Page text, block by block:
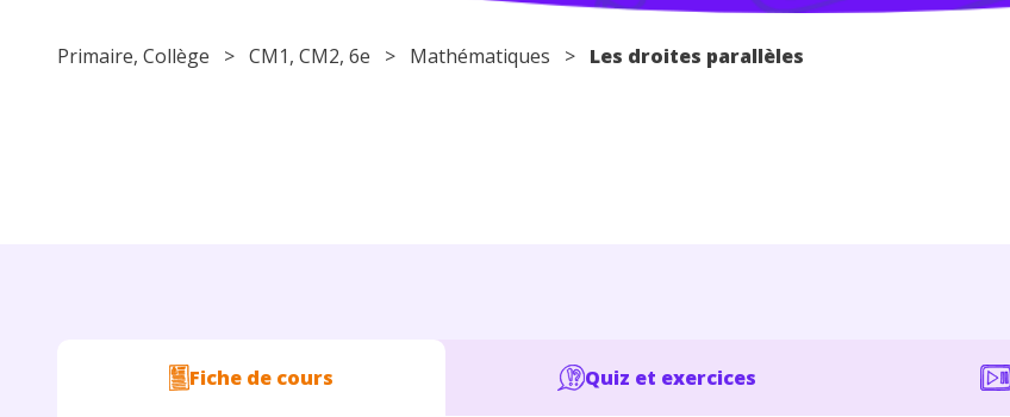
Primaire, Collège > CM1, CM2, 6e > Mathématiques > Les droites parallèles
Fiche de cours Quiz et exercices